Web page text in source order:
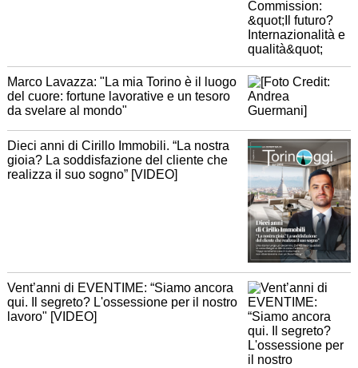
Marco Lavazza: "La mia Torino è il luogo
del cuore: fortune lavorative e un tesoro
da svelare al mondo"
Dieci anni di Cirillo Immobili. “La nostra
gioia? La soddisfazione del cliente che
realizza il suo sogno” [VIDEO]
Vent’anni di EVENTIME: “Siamo ancora
qui. Il segreto? L'ossessione per il nostro
lavoro" [VIDEO]